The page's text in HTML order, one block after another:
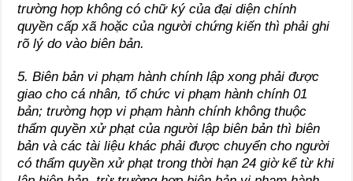
trường hợp không có chữ ký của đại diện chính
quyền cấp xã hoặc của người chứng kiến thì phải ghi
rõ lý do vào biên bản.
5. Biên bản vi phạm hành chính lập xong phải được
giao cho cá nhân, tổ chức vi phạm hành chính 01
bản; trường hợp vi phạm hành chính không thuộc
thẩm quyền xử phạt của người lập biên bản thì biên
bản và các tài liệu khác phải được chuyển cho người
có thẩm quyền xử phạt trong thời hạn 24 giờ kể từ khi